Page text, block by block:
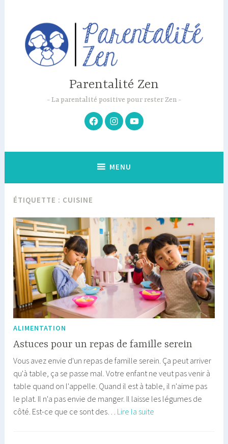
contenu
principal
Parentalité Zen
La parentalité positive pour rester Zen
Facebook
Instagram
Youtube
MENU
ÉTIQUETTE : CUISINE
ALIMENTATION
Astuces pour un repas de famille serein
Vous avez envie d'un repas de famille serein. Ça peut arriver
qu'à table, ça se passe mal. Votre enfant ne veut pas venir à
table quand on l'appelle. Quand il est à table, il n'aime pas
le plat. Il n'a pas envie de manger. Il laisse les légumes de
côté. Est-ce que ce sont des… Lire la suite